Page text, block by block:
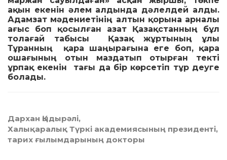
ақын екенін әлем алдында дәлелдей алды.
Адамзат мәдениетінің алтын қорына арналы
ағыс боп қосылған азат Қазақстанның бұл
толағай табысы Қазақ жұртының ұлы
Тұранның қара шаңырағына еге боп, қара
ошағының отын маздатып отырған текті
ұрпақ екенін тағы да бір көрсетіп тұр деуге
болады.
Дархан Қыдырәлі,
Халықаралық Түркі академиясының президенті,
тарих ғылымдарының докторы